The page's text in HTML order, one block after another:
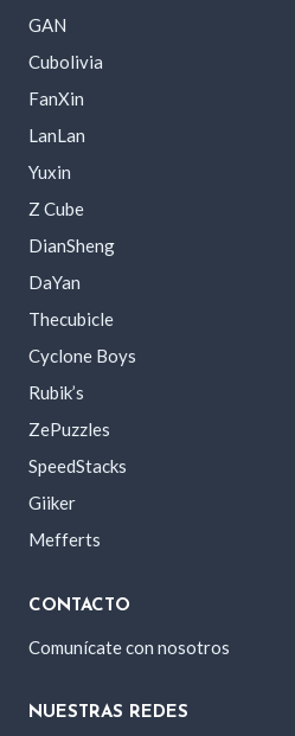
GAN
Cubolivia
FanXin
LanLan
Yuxin
Z Cube
DianSheng
DaYan
Thecubicle
Cyclone Boys
Rubik’s
ZePuzzles
SpeedStacks
Giiker
Mefferts
CONTACTO
Comunícate con nosotros
NUESTRAS REDES